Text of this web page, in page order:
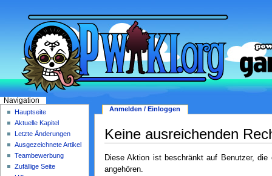
Keine ausreichenden
Diese Aktion ist beschränkt auf Benutzer, die
angehören.
Anmelden / Einloggen
Navigation
Hauptseite
Aktuelle Kapitel
Letzte Änderungen
Ausgezeichnete Artikel
Teambewerbung
Zufällige Seite